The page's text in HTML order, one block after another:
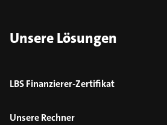
Unsere Lösungen
LBS Finanzierer-Zertifikat
Unsere Rechner